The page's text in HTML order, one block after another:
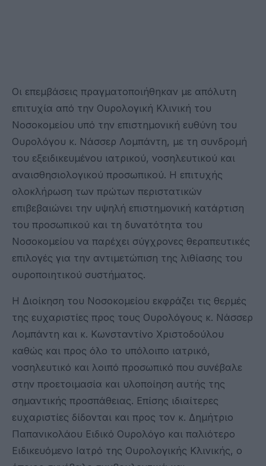
Οι επεμβάσεις πραγματοποιήθηκαν με απόλυτη
επιτυχία από την Ουρολογική Κλινική του
Νοσοκομείου υπό την επιστημονική ευθύνη του
Ουρολόγου κ. Νάσσερ Λομπάντη, με τη συνδρομή
του εξειδικευμένου ιατρικού, νοσηλευτικού και
αναισθησιολογικού προσωπικού. Η επιτυχής
ολοκλήρωση των πρώτων περιστατικών
επιβεβαιώνει την υψηλή επιστημονική κατάρτιση
του προσωπικού και τη δυνατότητα του
Νοσοκομείου να παρέχει σύγχρονες θεραπευτικές
επιλογές για την αντιμετώπιση της λιθίασης του
ουροποιητικού συστήματος.
Η Διοίκηση του Νοσοκομείου εκφράζει τις θερμές
της ευχαριστίες προς τους Ουρολόγους κ. Νάσσερ
Λομπάντη και κ. Κωνσταντίνο Χριστοδούλου
καθώς και προς όλο το υπόλοιπο ιατρικό,
νοσηλευτικό και λοιπό προσωπικό που συνέβαλε
στην προετοιμασία και υλοποίηση αυτής της
σημαντικής προσπάθειας. Επίσης ιδιαίτερες
ευχαριστίες δίδονται και προς τον κ. Δημήτριο
Παπανικολάου Ειδικό Ουρολόγο και παλιότερο
Ειδικευόμενο Ιατρό της Ουρολογικής Κλινικής, ο